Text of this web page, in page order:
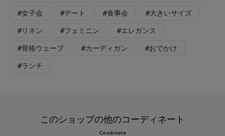
#女子会 #デート #食事会 #大きいサイズ
#リネン #フェミニン #エレガンス
#骨格ウェーブ #カーディガン #おでかけ
#ランチ
このショップの他のコーディネート
Coodinate